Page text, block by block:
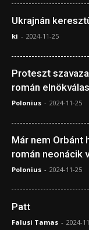
Ukrajnán
ki - 2024-11-25
Proteszt
román
Polonius - 2024-11-25
Már nem Orbánt
román neonácik
Polonius - 2024-11-25
Patt
Falusi Tamas - 2024-